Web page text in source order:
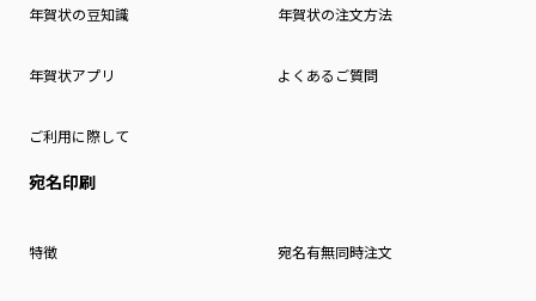
年賀状の豆知識 年賀状の注文方法
年賀状アプリ よくあるご質問
ご利用に際して
宛名印刷
特徴 宛名有無同時注文